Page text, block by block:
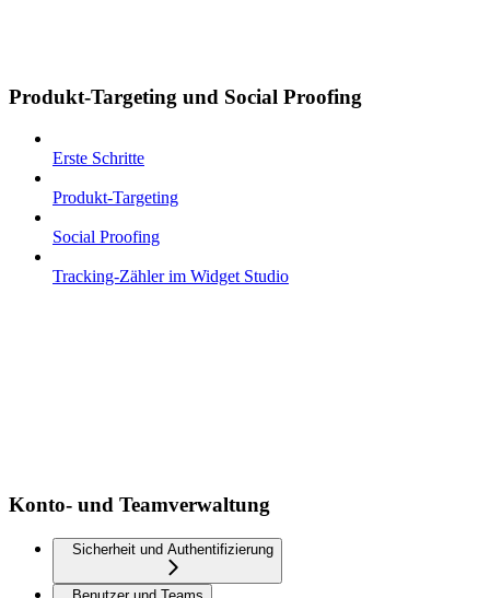
Produkt-Targeting und Social Proofing
Erste Schritte
Produkt-Targeting
Social Proofing
Tracking-Zähler im Widget Studio
Konto- und Teamverwaltung
Sicherheit und Authentifizierung